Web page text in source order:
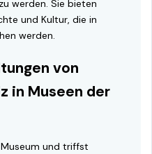
werden. Sie bieten
und Kultur, die in
werden.
von
in Museen der
und triffst